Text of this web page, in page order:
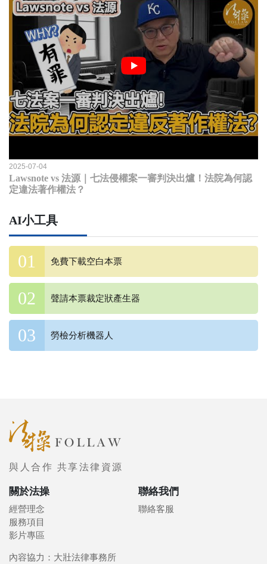
2025-07-04
Lawsnote vs 法源｜七法侵權案一審判決出爐！法院為何認
定違法著作權法？
AI小工具
免費下載空白本票
聲請本票裁定狀產生器
勞檢分析機器人
與人合作 共享法律資源
關於法操
經營理念
服務項目
影片專區
聯絡我們
聯絡客服
內容協力：大壯法律事務所